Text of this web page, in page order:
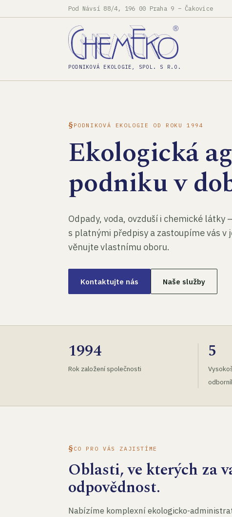
Pod Návsí 88/4, 196 00 Praha 9 – Čakovice
PODNIKOVÁ EKOLOGIE, SPOL. S R.O.
PODNIKOVÁ EKOLOGIE OD ROKU 1994
Ekologická
podniku v
Odpady, voda, ovzduší i chemické látky
s platnými předpisy a zastoupíme vás v
věnujte vlastnímu oboru.
Kontaktujte nás Naše služby
1994
Rok založení společnosti
5
CO PRO VÁS ZAJISTÍME
Oblasti, ve kterých za
odpovědnost.
Nabízíme komplexní ekologicko-